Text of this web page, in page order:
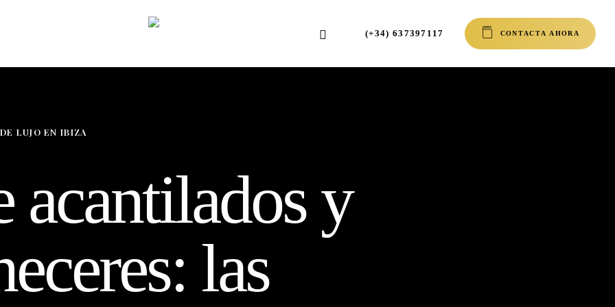
(+34) 637397117 CONTACTA AHOR A
INSTAGRAM
LUJO EN IBIZA
acantilados y
las